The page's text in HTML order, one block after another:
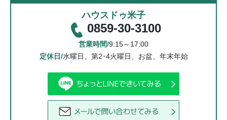
ハウスドゥ米子
0859-30-3100
営業時間/9:15～17:00
定休日/水曜日、第2･4火曜日、お盆、年末年始